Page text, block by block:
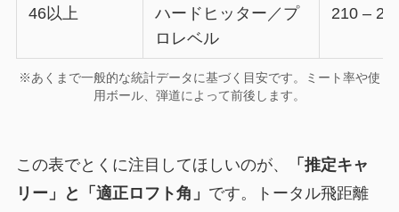
46以上
ハードヒッター／プ
ロレベル
210 –
※あくまで一般的な統計データに基づく目安です。ミート率や使
用ボール、弾道によって前後します。
この表でとくに注目してほしいのが、
「推定キャ
リー」と「適正ロフト角」 です。トータル飛距離